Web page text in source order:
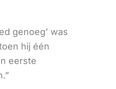
genoeg’ was
hij één
eerste